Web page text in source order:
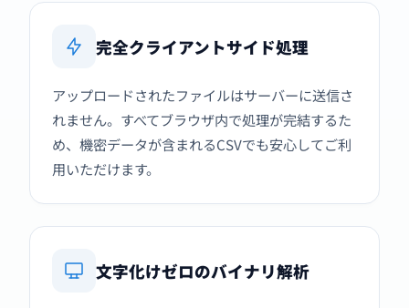
完全クライアントサイド処理
アップロードされたファイルはサーバーに送信さ
れません。すべてブラウザ内で処理が完結するた
め、機密データが含まれるCSVでも安心してご利
用いただけます。
文字化けゼロのバイナリ解析